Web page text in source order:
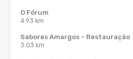
O Fórum
4.93 km
Sabores Amargos - Restauração
3.03 km